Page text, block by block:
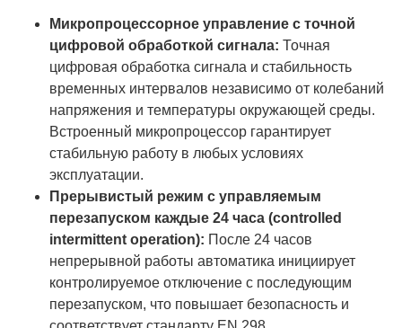
Микропроцессорное управление с точной
цифровой обработкой сигнала: Точная
цифровая обработка сигнала и стабильность
временных интервалов независимо от колебаний
напряжения и температуры окружающей среды.
Встроенный микропроцессор гарантирует
стабильную работу в любых условиях
эксплуатации.
Прерывистый режим с управляемым
перезапуском каждые 24 часа (controlled
intermittent operation): После 24 часов
непрерывной работы автоматика инициирует
контролируемое отключение с последующим
перезапуском, что повышает безопасность и